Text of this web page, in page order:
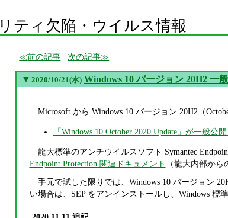
ティ欠陥・ウイルス情報
前の記事 次の記事
▼ 2020/10/21(水) Windows 10 バージョン 20H2 一
Microsoft から Windows 10 バージョン 20H2（
「Windows 10 October 2020 Update」が一般公
龍大標準のアンチウイルスソフト Symantec
Endpoint Protection 関連ドキュメント
（龍大内部から
手元で試した限りでは、Windows 10 バージョン
い場合は、SEP をアンインストールし、Windows 標